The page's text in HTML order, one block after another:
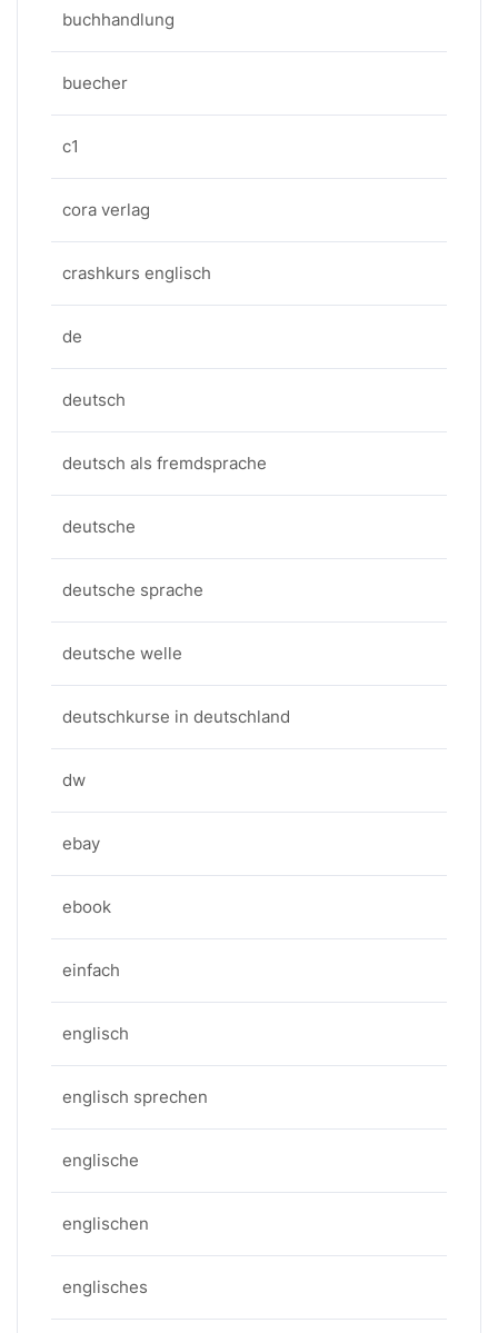
buchhandlung
buecher
c1
cora verlag
crashkurs englisch
de
deutsch
deutsch als fremdsprache
deutsche
deutsche sprache
deutsche welle
deutschkurse in deutschland
dw
ebay
ebook
einfach
englisch
englisch sprechen
englische
englischen
englisches